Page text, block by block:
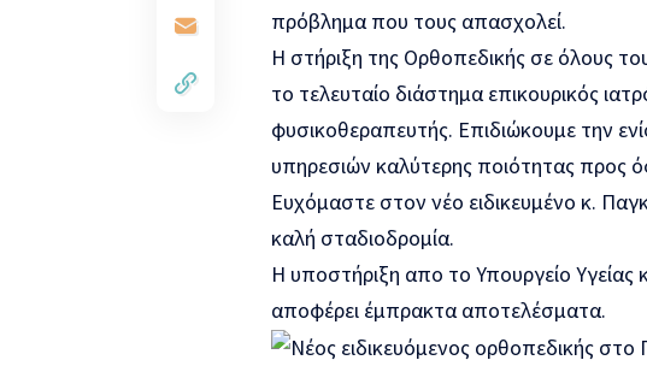
πρόβλημα που τους απασχολεί.
Η στήριξη της Ορθοπεδικής σε όλους
το τελευταίο διάστημα επικουρικός
φυσικοθεραπευτής. Επιδιώκουμε την
υπηρεσιών καλύτερης ποιότητας προς
Ευχόμαστε στον νέο ειδικευμένο κ.
καλή σταδιοδρομία.
Η υποστήριξη απο το Υπουργείο Υγείας
αποφέρει έμπρακτα αποτελέσματα.